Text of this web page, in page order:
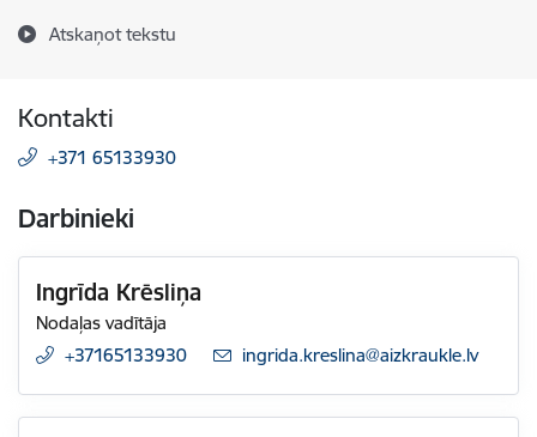
Atskaņot tekstu
Kontakti
+371 65133930
Darbinieki
Ingrīda Krēsliņa
Nodaļas vadītāja
+37165133930
E-pasts:
ingrida.kreslina@aizkraukle.lv